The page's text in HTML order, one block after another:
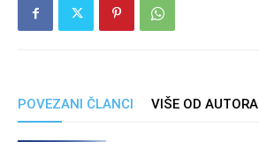
POVEZANI ČLANCI VIŠE OD AUTORA